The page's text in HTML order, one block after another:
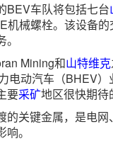
BEV车队将包括七台
机械螺栓。该设备
Mining和山特维克
电动汽车（BHEV
要采矿地区很快期待
的关键金属，是电
。